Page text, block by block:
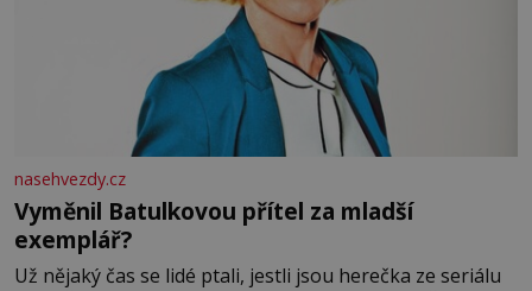
nasehvezdy.cz
Vyměnil Batulkovou přítel za mladší
exemplář?
Už nějaký čas se lidé ptali, jestli jsou herečka ze seriálu